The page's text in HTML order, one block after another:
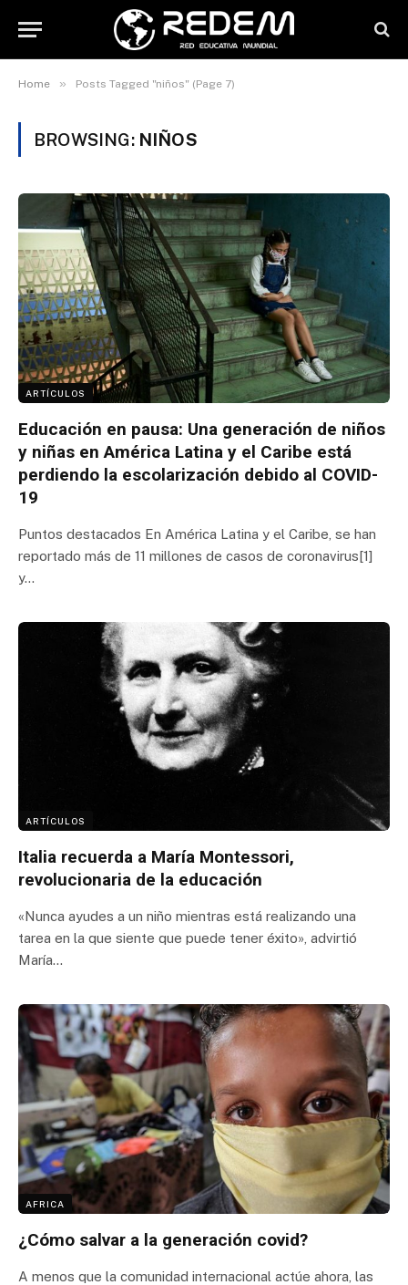
Home » Posts Tagged "niños" (Page 7)
BROWSING: NIÑOS
ARTÍCULOS
Educación en pausa: Una generación de niños
y niñas en América Latina y el Caribe está
perdiendo la escolarización debido al COVID-
19
Puntos destacados En América Latina y el Caribe, se han
reportado más de 11 millones de casos de coronavirus[1]
y…
ARTÍCULOS
Italia recuerda a María Montessori,
revolucionaria de la educación
«Nunca ayudes a un niño mientras está realizando una
tarea en la que siente que puede tener éxito», advirtió
María…
AFRICA
¿Cómo salvar a la generación covid?
A menos que la comunidad internacional actúe ahora, las